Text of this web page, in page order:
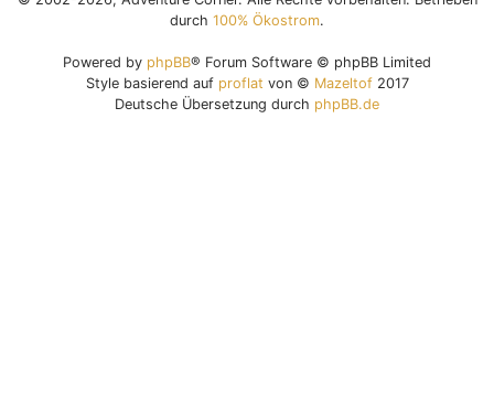
durch 100% Ökostrom.
Powered by phpBB® Forum Software © phpBB Limited
Style basierend auf proflat von © Mazeltof2017
Deutsche Übersetzung durch phpBB.de